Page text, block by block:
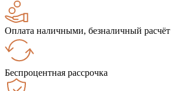
Оплата наличными, безналичный расчёт
Беспроцентная рассрочка